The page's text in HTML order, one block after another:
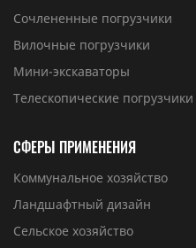
Сочлененные погрузчики
Вилочные погрузчики
Мини-экскаваторы
Телескопические погрузчики
СФЕРЫ ПРИМЕНЕНИЯ
Коммунальное хозяйство
Ландшафтный дизайн
Сельское хозяйство